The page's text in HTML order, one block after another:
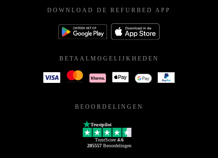
DOWNLOAD DE REFURBED APP
BETAALMOGELIJKHEDEN
BEOORDELINGEN
Trustpilot
TrustScore 4.6
205557Beoordelingen